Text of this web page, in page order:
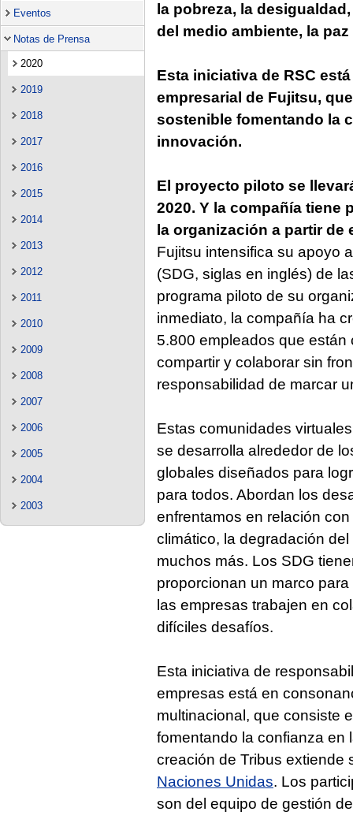
Eventos
Notas de Prensa
2020
2019
2018
2017
2016
2015
2014
2013
2012
2011
2010
2009
2008
2007
2006
2005
2004
2003
la pobreza, la
del medio ambiente, la
Esta iniciativa de RSC
empresarial de Fujitsu,
sostenible fomentando la
innovación.
El proyecto piloto se
2020. Y la compañía tiene
la organización a partir de
Fujitsu intensifica su apoyo
(SDG, siglas en inglés) de
programa piloto de su
inmediato, la compañía ha
5.800 empleados que
compartir y colaborar sin
responsabilidad de marcar
Estas comunidades
se desarrolla alrededor de
globales diseñados para
para todos. Abordan los
enfrentamos en relación
climático, la degradación
muchos más. Los SDG
proporcionan un marco
las empresas trabajen en
difíciles desafíos.
Esta iniciativa de
empresas está en
multinacional, que consiste
fomentando la confianza en
creación de Tribus
Naciones Unidas. Los
son del equipo de gestión